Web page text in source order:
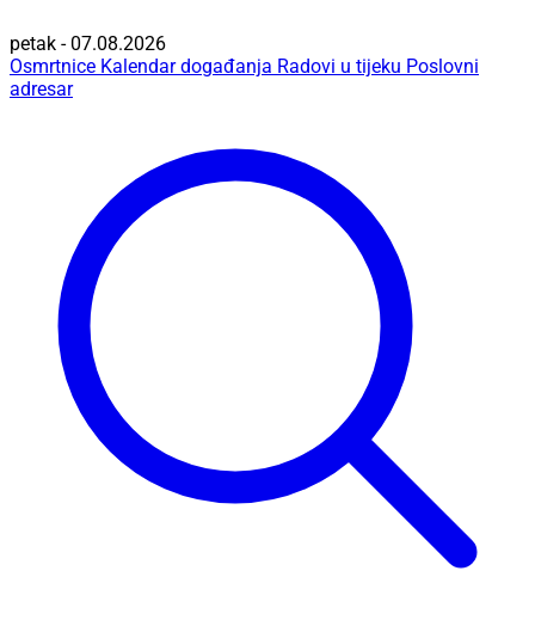
petak - 07.08.2026
Osmrtnice Kalendar događanja Radovi u tijeku Poslovni
adresar